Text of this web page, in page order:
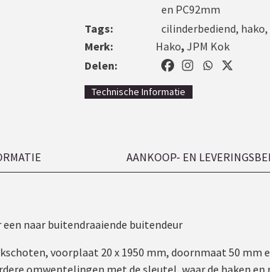
en PC92mm
Tags:
cilinderbediend, hako,
Merk:
Hako, JPM Kok
Delen:
Technische Informatie
AANKOOP- EN
naar buitendraaiende buitendeur
voorplaat 20 x 1950 mm, doornmaat 50 mm
omwentelingen met de sleutel, waar de haken